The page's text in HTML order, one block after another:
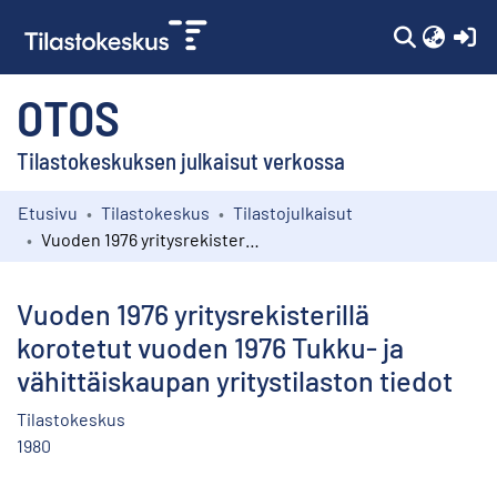
OTOS
Tilastokeskuksen julkaisut verkossa
Kokoelmat
Etusivu Tilastokeskus
Tilastojulkaisut
Vuoden 1976 yritysrekisterillä
korotetut vuoden 1976 Tukku- ja
vähittäiskaupan yritystilaston tiedot
Tilastokeskus
1980